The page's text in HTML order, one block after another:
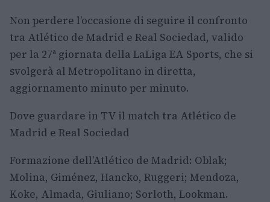
Non perdere l’occasione di seguire il confronto
tra Atlético de Madrid e Real Sociedad, valido
per la 27ª giornata della LaLiga EA Sports, che si
svolgerà al Metropolitano in diretta,
aggiornamento minuto per minuto.
Dove guardare in TV il match tra Atlético de
Madrid e Real Sociedad
Formazione dell’Atlético de Madrid: Oblak;
Molina, Giménez, Hancko, Ruggeri; Mendoza,
Koke, Almada, Giuliano; Sorloth, Lookman.